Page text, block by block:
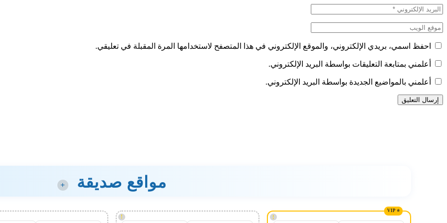
احفظ اسمي، بريدي الإلكتروني، والموقع الإلكتروني في هذا المتصفح لاستخدامها المرة المقبلة في تعليقي.
أعلمني بمتابعة التعليقات بواسطة البريد الإلكتروني.
أعلمني بالمواضيع الجديدة بواسطة البريد الإلكتروني.
مواقع صديقة +
!
!